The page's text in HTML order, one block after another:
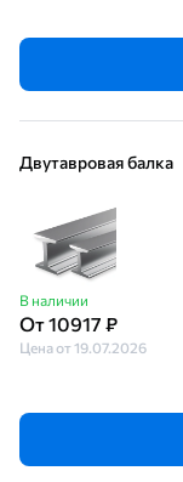
Двутавровая балка
В наличии
От 10917 ₽
Цена от 19.07.2026